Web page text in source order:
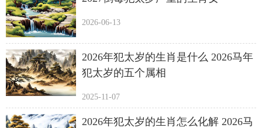
2026-06-13
2026年犯太岁的生肖是什么 2026马年
犯太岁的五个属相
2025-11-07
2026年犯太岁的生肖怎么化解 2026马